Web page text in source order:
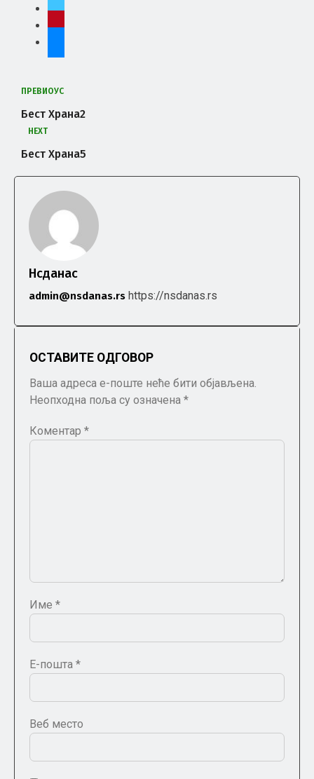
ПРЕВИОУС
Бест Храна2
НЕXТ
Бест Храна5
Нсданас
admin@nsdanas.rs https://nsdanas.rs
ОСТАВИТЕ ОДГОВОР
Ваша адреса е-поште неће бити објављена.
Неопходна поља су означена *
Коментар *
Име *
Е-пошта *
Веб место